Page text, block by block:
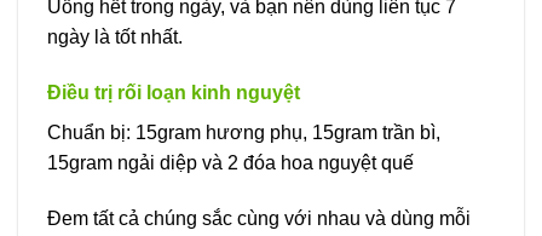
Uống hết trong ngày, và bạn nên dùng liên tục 7
ngày là tốt nhất.
Điều trị rối loạn kinh nguyệt
Chuẩn bị: 15gram hương phụ, 15gram trần bì,
15gram ngải diệp và 2 đóa hoa nguyệt quế
Đem tất cả chúng sắc cùng với nhau và dùng mỗi